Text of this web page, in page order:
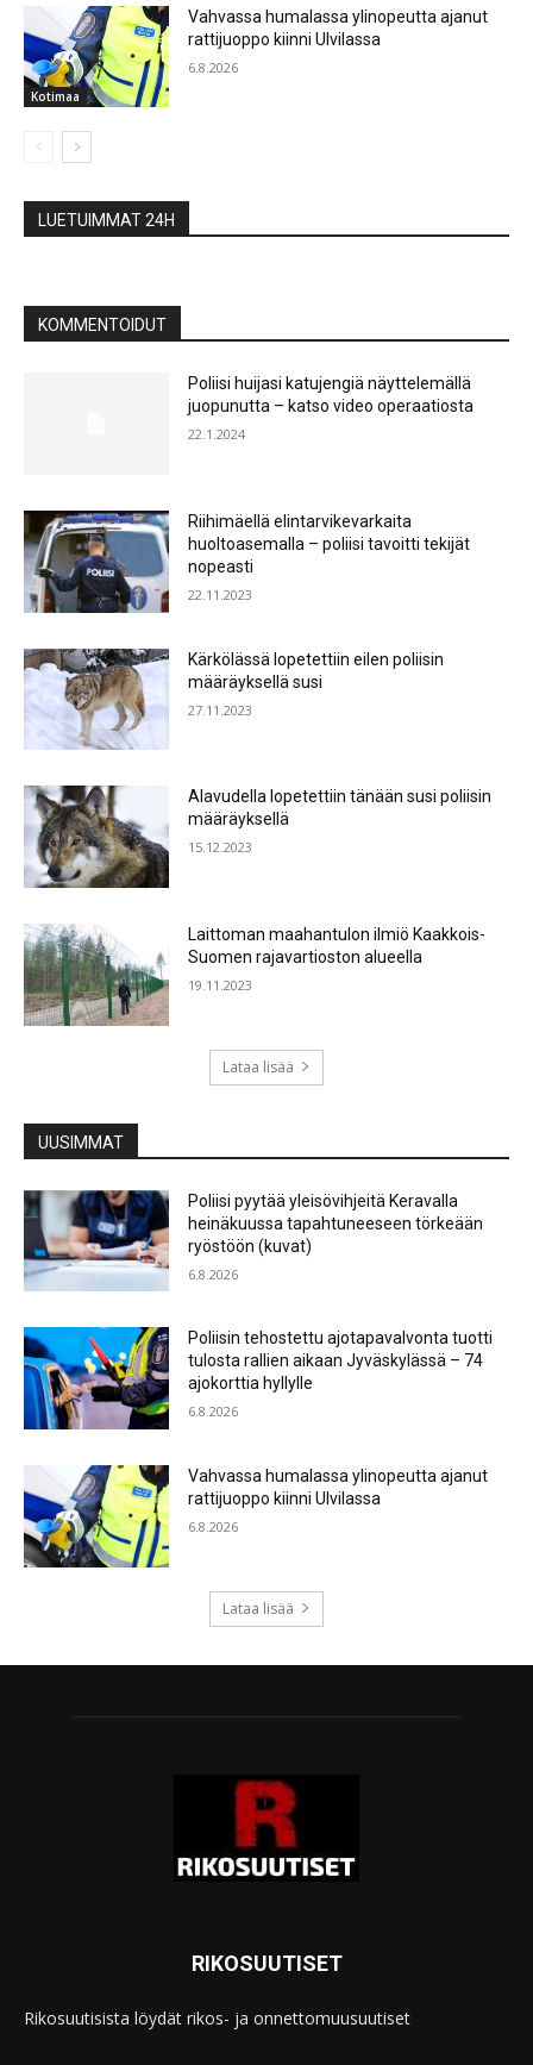
Kotimaa
Vahvassa humalassa ylinopeutta ajanut
rattijuoppo kiinni Ulvilassa
6.8.2026
LUETUIMMAT 24H
KOMMENTOIDUT
Poliisi huijasi katujengiä näyttelemällä
juopunutta – katso video operaatiosta
22.1.2024
Riihimäellä elintarvikevarkaita
huoltoasemalla – poliisi tavoitti tekijät
nopeasti
22.11.2023
Kärkölässä lopetettiin eilen poliisin
määräyksellä susi
27.11.2023
Alavudella lopetettiin tänään susi poliisin
määräyksellä
15.12.2023
Laittoman maahantulon ilmiö Kaakkois-
Suomen rajavartioston alueella
19.11.2023
Lataa lisää
UUSIMMAT
Poliisi pyytää yleisövihjeitä Keravalla
heinäkuussa tapahtuneeseen törkeään
ryöstöön (kuvat)
6.8.2026
Poliisin tehostettu ajotapavalvonta tuotti
tulosta rallien aikaan Jyväskylässä – 74
ajokorttia hyllylle
6.8.2026
Vahvassa humalassa ylinopeutta ajanut
rattijuoppo kiinni Ulvilassa
6.8.2026
Lataa lisää
RIKOSUUTISET
Rikosuutisista löydät rikos- ja onnettomuusuutiset